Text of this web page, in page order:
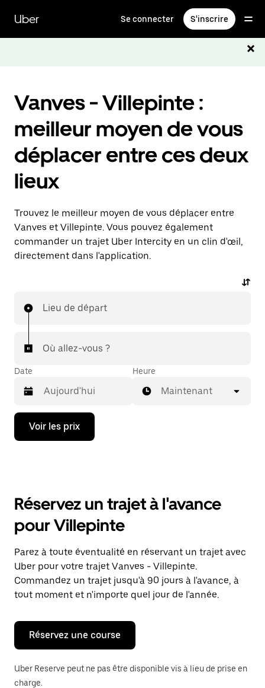
contenu
principal
Uber Se connecter S'inscrire
Vanves - Villepinte :
meilleur moyen de vous
déplacer entre ces deux
lieux
Trouvez le meilleur moyen de vous déplacer entre
Vanves et Villepinte. Vous pouvez également
commander un trajet Uber Intercity en un clin d'œil,
directement dans l'application.
Lieu de départ
Où allez-vous ?
Date
Appuyez
la
ouvrir
calendrier
et
sélectionner
une
date.
Appuyez
sur
la
Échap
pour
fermer
calendrier.
Heure
Maintenant
Voir les prix
Réservez un trajet à l'avance
pour Villepinte
Parez à toute éventualité en réservant un trajet avec
Uber pour votre trajet Vanves - Villepinte.
Commandez un trajet jusqu'à 90 jours à l'avance, à
tout moment et n'importe quel jour de l'année.
Réservez une course
Uber Reserve peut ne pas être disponible vis à lieu de prise en
charge.